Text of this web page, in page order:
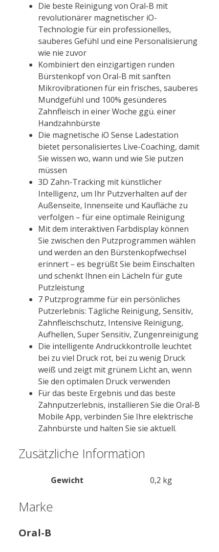
Die beste Reinigung von Oral-B mit
revolutionärer magnetischer iO-
Technologie für ein professionelles,
sauberes Gefühl und eine Personalisierung
wie nie zuvor
Kombiniert den einzigartigen runden
Bürstenkopf von Oral-B mit sanften
Mikrovibrationen für ein frisches, sauberes
Mundgefühl und 100% gesünderes
Zahnfleisch in einer Woche ggü. einer
Handzahnbürste
Die magnetische iO Sense Ladestation
bietet personalisiertes Live-Coaching, damit
Sie wissen wo, wann und wie Sie putzen
müssen
3D Zahn-Tracking mit künstlicher
Intelligenz, um Ihr Putzverhalten auf der
Außenseite, Innenseite und Kaufläche zu
verfolgen – für eine optimale Reinigung
Mit dem interaktiven Farbdisplay können
Sie zwischen den Putzprogrammen wählen
und werden an den Bürstenkopfwechsel
erinnert – es begrüßt Sie beim Einschalten
und schenkt Ihnen ein Lächeln für gute
Putzleistung
7 Putzprogramme für ein persönliches
Putzerlebnis: Tägliche Reinigung, Sensitiv,
Zahnfleischschutz, Intensive Reinigung,
Aufhellen, Super Sensitiv, Zungenreinigung
Die intelligente Andruckkontrolle leuchtet
bei zu viel Druck rot, bei zu wenig Druck
weiß und zeigt mit grünem Licht an, wenn
Sie den optimalen Druck verwenden
Für das beste Ergebnis und das beste
Zahnputzerlebnis, installieren Sie die Oral-B
Mobile App, verbinden Sie Ihre elektrische
Zahnbürste und halten Sie sie aktuell.
Zusätzliche Information
Gewicht 0,2 kg
Marke
Oral-B